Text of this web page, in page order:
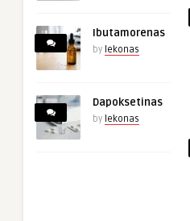
Ibutamorenas
by lekonas
Dapoksetinas
by lekonas